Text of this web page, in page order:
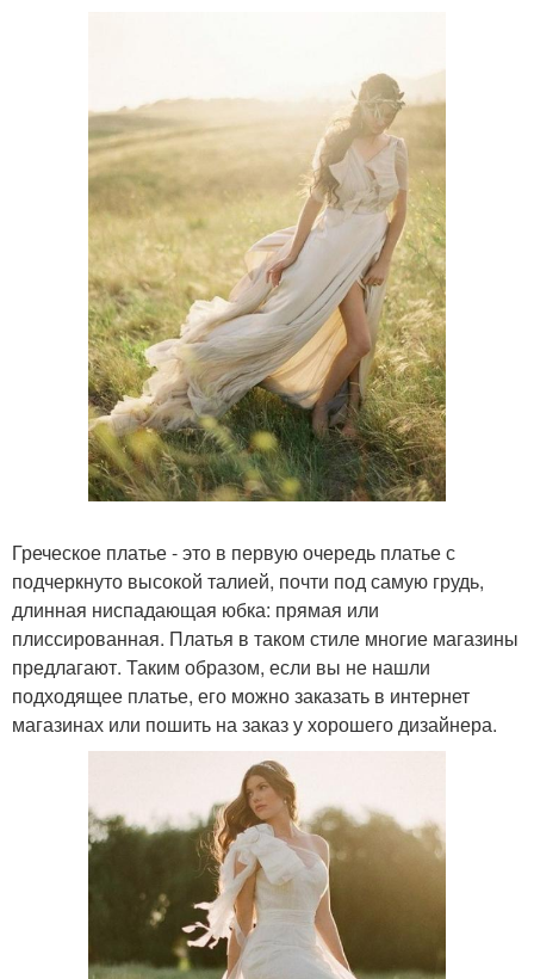
Греческое платье - это в первую очередь платье с
подчеркнуто высокой талией, почти под самую грудь,
длинная ниспадающая юбка: прямая или
плиссированная. Платья в таком стиле многие магазины
предлагают. Таким образом, если вы не нашли
подходящее платье, его можно заказать в интернет
магазинах или пошить на заказ у хорошего дизайнера.